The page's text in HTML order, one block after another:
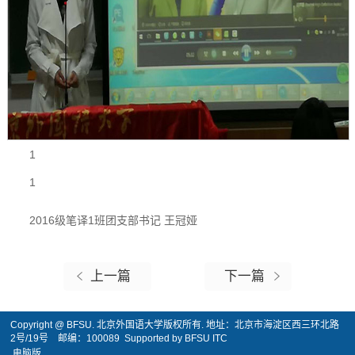
1
1
2016级笔译1班团支部书记 王冠娅
上一篇 下一篇
Copyright @ BFSU. 北京外国语大学版权所有. 地址：北京市海淀区西三环北路
2号/19号 邮编：100089 Supported by BFSU ITC